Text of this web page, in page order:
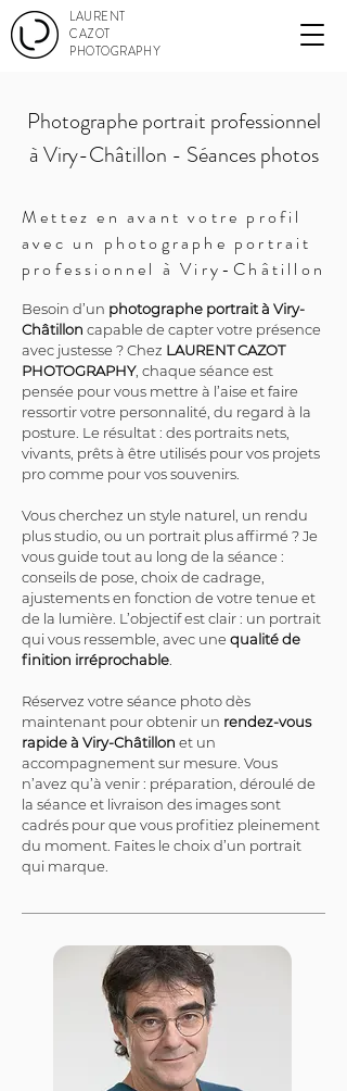
LAURENT
CAZOT
PHOTOGRAPHY
Photographe portrait professionnel
à Viry-Châtillon - Séances photos
Mettez en avant votre profil
avec un photographe portrait
professionnel à Viry-Châtillon
Besoin d’un photographe portrait à Viry-
Châtillon capable de capter votre présence
avec justesse ? Chez LAURENT CAZOT
PHOTOGRAPHY, chaque séance est
pensée pour vous mettre à l’aise et faire
ressortir votre personnalité, du regard à la
posture. Le résultat : des portraits nets,
vivants, prêts à être utilisés pour vos projets
pro comme pour vos souvenirs.
Vous cherchez un style naturel, un rendu
plus studio, ou un portrait plus affirmé ? Je
vous guide tout au long de la séance :
conseils de pose, choix de cadrage,
ajustements en fonction de votre tenue et
de la lumière. L’objectif est clair : un portrait
qui vous ressemble, avec une qualité de
finition irréprochable
Réservez votre séance photo dès
maintenant pour obtenir un rendez-vous
rapide à Viry-Châtillon et un
accompagnement sur mesure. Vous
n’avez qu’à venir : préparation, déroulé de
la séance et livraison des images sont
cadrés pour que vous profitiez pleinement
du moment. Faites le choix d’un portrait
qui marque.